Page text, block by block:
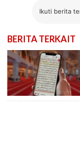
Ikuti berita
BERITA TERKAIT